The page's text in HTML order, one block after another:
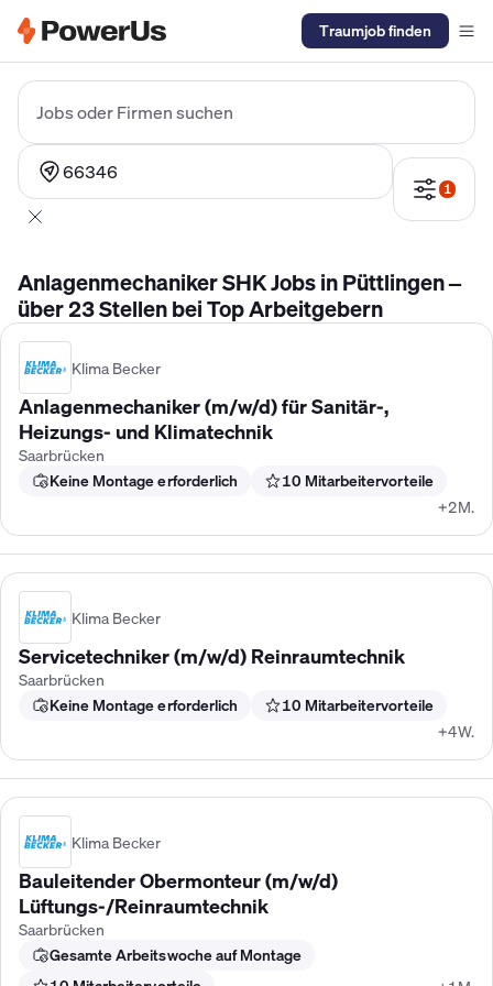
Traumjob finden
Jobs oder Firmen suchen
66346
1
Anlagenmechaniker SHK Jobs in Püttlingen –
über 23 Stellen bei Top Arbeitgebern
Klima Becker
Anlagenmechaniker (m/w/d) für Sanitär-,
Heizungs- und Klimatechnik
Saarbrücken
Keine Montage erforderlich
10 Mitarbeitervorteile
+2M.
Klima Becker
Servicetechniker (m/w/d) Reinraumtechnik
Saarbrücken
Keine Montage erforderlich
10 Mitarbeitervorteile
+4W.
Klima Becker
Bauleitender Obermonteur (m/w/d)
Lüftungs-/Reinraumtechnik
Saarbrücken
Gesamte Arbeitswoche auf Montage